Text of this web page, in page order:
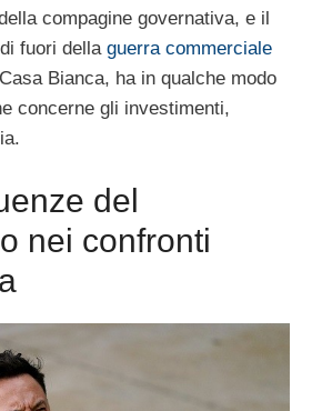
compagine governativa, e il
fuori della guerra commerciale
Bianca, ha in qualche modo
concerne gli investimenti,
del
nei confronti